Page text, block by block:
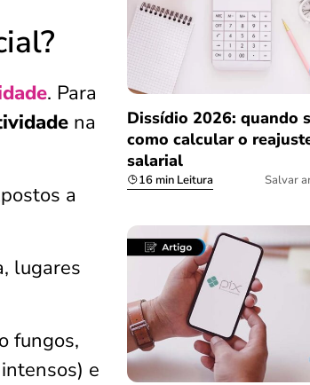
. Para
na
a
lugares
fungos,
e
Dissídio 2026: quando
como calcular o
salarial
16 min Leitura Salvar